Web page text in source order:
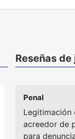
Reseñas
Penal
acreedor de
para